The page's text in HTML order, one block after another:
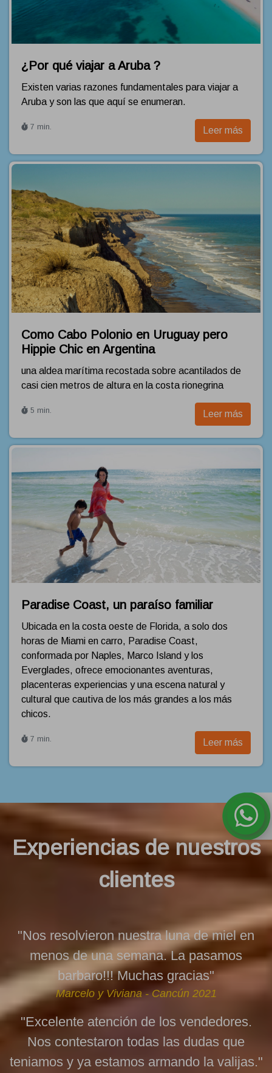
¿Por qué viajar a Aruba ?
Existen varias razones fundamentales para viajar a
Aruba y son las que aquí se enumeran.
7 min. Leer más
Como Cabo Polonio en Uruguay pero
Hippie Chic en Argentina
una aldea marítima recostada sobre acantilados de
casi cien metros de altura en la costa rionegrina
5 min. Leer más
Paradise Coast, un paraíso familiar
Ubicada en la costa oeste de Florida, a solo dos
horas de Miami en carro, Paradise Coast,
conformada por Naples, Marco Island y los
Everglades, ofrece emocionantes aventuras,
placenteras experiencias y una escena natural y
cultural que cautiva de los más grandes a los más
chicos.
7 min. Leer más
Experiencias de nuestros
clientes
"Nos resolvieron nuestra luna de miel en
menos de una semana. La pasamos
barbaro!!! Muchas gracias"
Marcelo y Viviana - Cancún 2021
"Excelente atención de los vendedores.
Nos contestaron todas las dudas que
teniamos y ya estamos armando la valijas."